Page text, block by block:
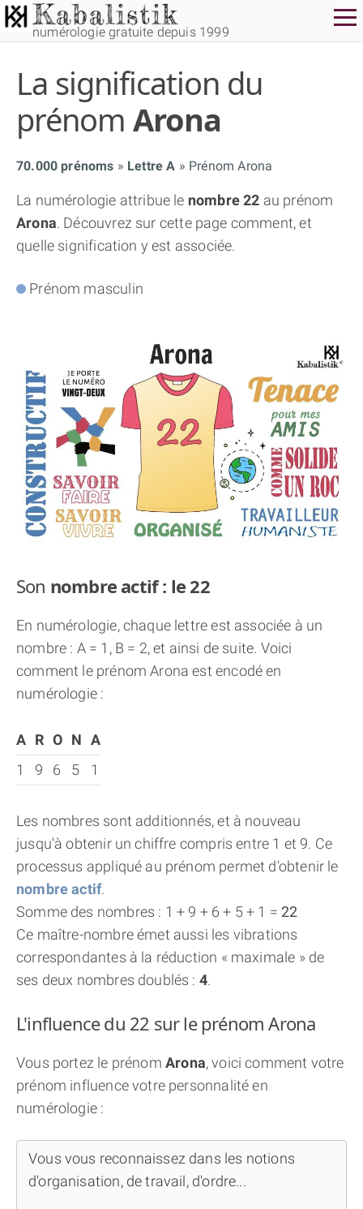
numérologie gratuite depuis 1999
La signification du
prénom Arona
70.000 prénoms Lettre A Prénom Arona
La numérologie attribue le nombre 22 au prénom
Arona. Découvrez sur cette page comment, et
quelle signification y est associée.
Prénom masculin
Son nombre actif : le 22
En numérologie, chaque lettre est associée à un
nombre : A = 1, B = 2, et ainsi de suite. Voici
comment le prénom Arona est encodé en
numérologie :
A R O N A
1
9 6 5 1
Les nombres sont additionnés, et à nouveau
jusqu'à obtenir un chiffre compris entre 1 et 9. Ce
processus appliqué au prénom permet d'obtenir le
nombre actif.
Somme des nombres : 1 + 9 + 6 + 5 + 1 =22
Ce maître-nombre émet aussi les vibrations
correspondantes à la réduction « maximale » de
ses deux nombres doublés : 4.
L'influence du 22 sur le prénom Arona
Vous portez le prénom Arona, voici comment votre
prénom influence votre personnalité en
numérologie :
Vous vous reconnaissez dans les notions
d'organisation, de travail, d'ordre...
THÈME GRATUIT
THÈME NUMÉROLOGIQUE APPROFONDI
THÈME TEMPOREL
THÈME « DOUBLE JE »
APPRENDRE LA NUMÉROLOGIE
EXPLORER LA NUMÉROLOGIE
70.000 PRÉNOMS
(À PROPOS)